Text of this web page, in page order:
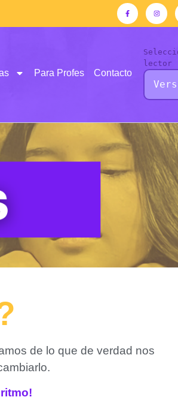
Para Profes Contacto
lector
de lo que de verdad nos